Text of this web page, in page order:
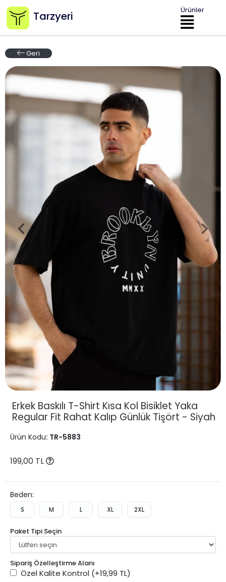
Tarzyeri Ürünler
Geri
Erkek Baskılı T-Shirt Kısa Kol Bisiklet Yaka
Regular Fit Rahat Kalıp Günlük Tişört - Siyah
Ürün Kodu: TR-5883
199,00 TL
Beden:
S M L XL 2XL
Paket Tipi Seçin
Sipariş Özelleştirme Alanı
Özel Kalite Kontrol (+19,99 TL)